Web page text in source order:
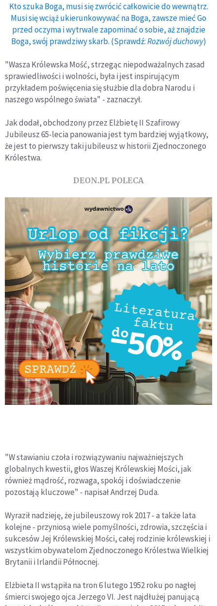
Kto szuka Boga, musi się zwrócić całkowicie do wewnątrz.
Musi się wciąż ukierunkowywać na Boga, zawsze mieć Go
przed oczyma i wytrwale zapominać o sobie, aż znajdzie
Boga, swój prawdziwy skarb. (Sprawdź:Rozwój duchowy)
"Wasza Królewska Mość, strzegąc niepodważalnych zasad
sprawiedliwości i wolności, była i jest inspirującym
przykładem poświęcenia się służbie dla dobra Narodu i
naszego wspólnego świata" - zaznaczył.
Jak dodał, obchodzony przez Elżbietę II Szafirowy
Jubileusz 65-lecia panowania jest tym bardziej wyjątkowy,
że jest to pierwszy taki jubileusz w historii Zjednoczonego
Królestwa.
DEON.PL POLECA
"W stawianiu czoła i rozwiązywaniu najważniejszych
globalnych kwestii, głos Waszej Królewskiej Mości, jak
również mądrość, rozwaga, spokój i doświadczenie
pozostają kluczowe" - napisał Andrzej Duda.
Wyraził nadzieję, że jubileuszowy rok 2017 - a także lata
kolejne - przyniosą wiele pomyślności, zdrowia, szczęścia i
sukcesów Jej Królewskiej Mości, całej rodzinie królewskiej i
wszystkim obywatelom Zjednoczonego Królestwa Wielkiej
Brytanii i Irlandii Północnej.
Elżbieta II wstąpiła na tron 6 lutego 1952 roku po nagłej
śmierci swojego ojca Jerzego VI. Jest najdłużej panującą